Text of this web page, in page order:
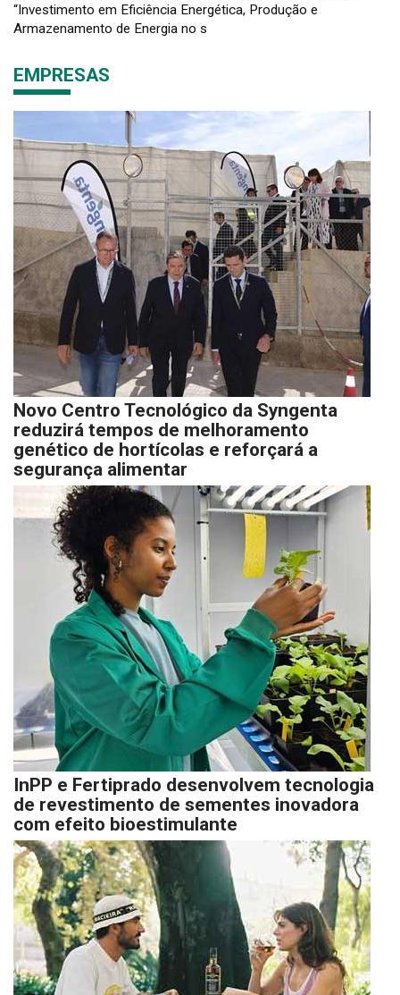
“Investimento em Eficiência Energética, Produção e
Armazenamento de Energia no s
EMPRESAS
Novo Centro Tecnológico da Syngenta
reduzirá tempos de melhoramento
genético de hortícolas e reforçará a
segurança alimentar
InPP e Fertiprado desenvolvem tecnologia
de revestimento de sementes inovadora
com efeito bioestimulante